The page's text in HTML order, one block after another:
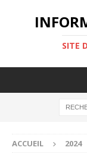
SITE
ACCUEIL 2024